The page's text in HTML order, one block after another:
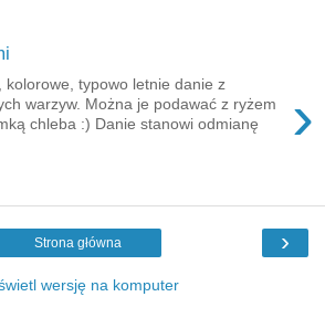
›
kolorowe, typowo letnie danie z
warzyw. Można je podawać z ryżem
chleba :) Danie stanowi odmianę
›
Strona główna
wersję na komputer